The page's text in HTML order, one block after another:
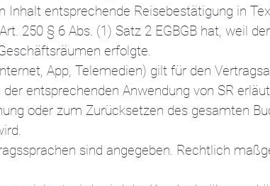
entsprechende Reisebestätigung in
250 § 6 Abs. (1) Satz 2 EGBGB hat, weil
erfolgte.
App, Telemedien) gilt für den
entsprechenden Anwendung von SR
oder zum Zurücksetzen des gesamten
sind angegeben. Rechtlich